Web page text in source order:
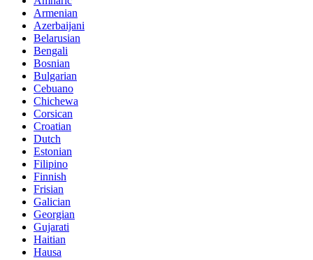
Armenian
Azerbaijani
Belarusian
Bengali
Bosnian
Bulgarian
Cebuano
Chichewa
Corsican
Croatian
Dutch
Estonian
Filipino
Finnish
Frisian
Galician
Georgian
Gujarati
Haitian
Hausa